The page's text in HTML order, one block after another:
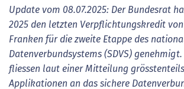
Update vom 08.07.2025: Der Bundesrat
2025 den letzten Verpflichtungskredit
Franken für die zweite Etappe des
Datenverbundsystems (SDVS) genehmigt.
fliessen laut einer Mitteilung
Applikationen an das sichere